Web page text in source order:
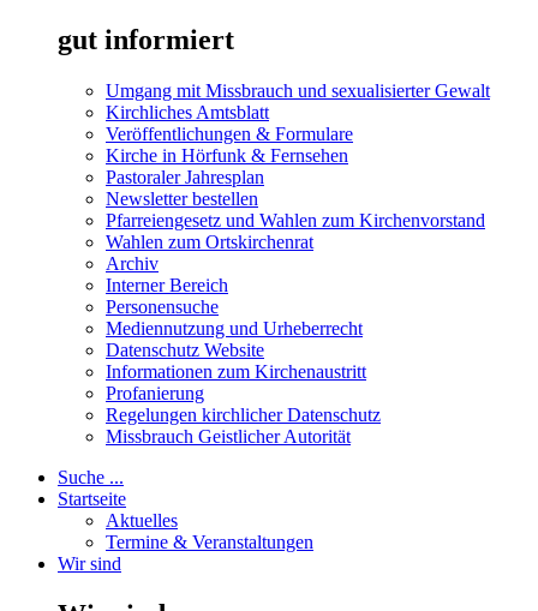
gut informiert
Umgang mit Missbrauch und sexualisierter Gewalt
Kirchliches Amtsblatt
Veröffentlichungen & Formulare
Kirche in Hörfunk & Fernsehen
Pastoraler Jahresplan
Newsletter bestellen
Pfarreiengesetz und Wahlen zum Kirchenvorstand
Wahlen zum Ortskirchenrat
Archiv
Interner Bereich
Personensuche
Mediennutzung und Urheberrecht
Datenschutz Website
Informationen zum Kirchenaustritt
Profanierung
Regelungen kirchlicher Datenschutz
Missbrauch Geistlicher Autorität
Suche ...
Startseite
Aktuelles
Termine & Veranstaltungen
Wir sind